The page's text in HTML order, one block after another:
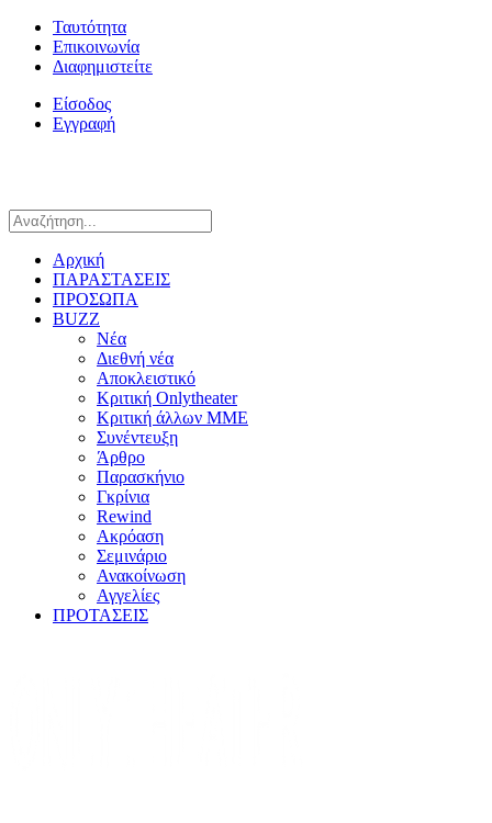
Ταυτότητα
Επικοινωνία
Διαφημιστείτε
Είσοδος
Εγγραφή
Αρχική
ΠΑΡΑΣΤΑΣΕΙΣ
ΠΡΟΣΩΠΑ
BUZZ
Νέα
Διεθνή νέα
Αποκλειστικό
Κριτική Onlytheater
Κριτική άλλων ΜΜΕ
Συνέντευξη
Άρθρο
Παρασκήνιο
Γκρίνια
Rewind
Ακρόαση
Σεμινάριο
Ανακοίνωση
Αγγελίες
ΠΡΟΤΑΣΕΙΣ